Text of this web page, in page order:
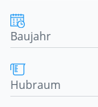
Baujahr
Hubraum